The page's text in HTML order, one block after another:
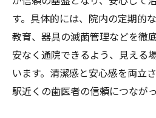
とは
心地よい診療体験ができ
歯医者の心地よさを
とは
池田駅近くの歯医者で
す。具体的には、院内の定期的
教育、器具の滅菌管理などを徹
安なく通院できるよう、見える
います。清潔感と安心感を両立
駅近くの歯医者の信頼につながっ